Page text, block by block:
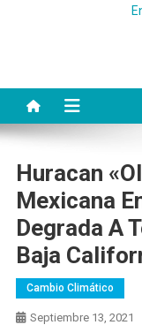
Huracan
Mexicana
Degrada A
Baja
Cambio Climático
Septiembre 13, 2021